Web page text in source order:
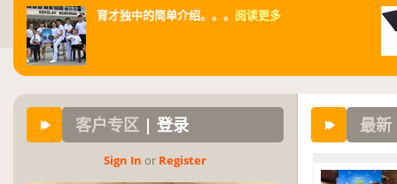
育才独中的简单介绍。。。 阅读更多
客户专区 | 登录
Sign In or Reg­is­ter
最新